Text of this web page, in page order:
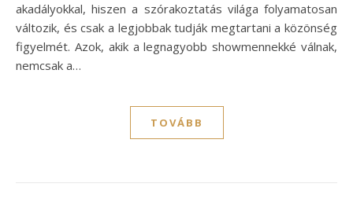
akadályokkal, hiszen a szórakoztatás világa folyamatosan
változik, és csak a legjobbak tudják megtartani a közönség
figyelmét. Azok, akik a legnagyobb showmennekké válnak,
nemcsak a…
TOVÁBB